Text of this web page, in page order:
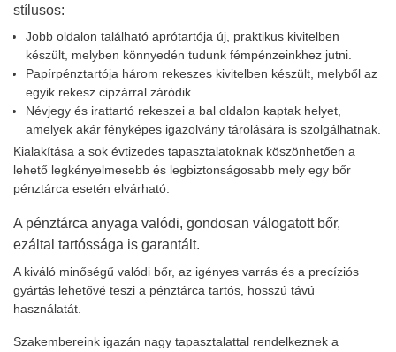
stílusos:
Jobb oldalon található aprótartója új, praktikus kivitelben
készült, melyben könnyedén tudunk fémpénzeinkhez jutni.
Papírpénztartója három rekeszes kivitelben készült, melyből az
egyik rekesz cipzárral záródik.
Névjegy és irattartó rekeszei a bal oldalon kaptak helyet,
amelyek akár fényképes igazolvány tárolására is szolgálhatnak.
Kialakítása a sok évtizedes tapasztalatoknak köszönhetően a
lehető legkényelmesebb és legbiztonságosabb mely egy bőr
pénztárca esetén elvárható.
A pénztárca anyaga valódi, gondosan válogatott bőr,
ezáltal tartóssága is garantált.
A kiváló minőségű valódi bőr, az igényes varrás és a precíziós
gyártás lehetővé teszi a pénztárca tartós, hosszú távú
használatát.
Szakembereink igazán nagy tapasztalattal rendelkeznek a